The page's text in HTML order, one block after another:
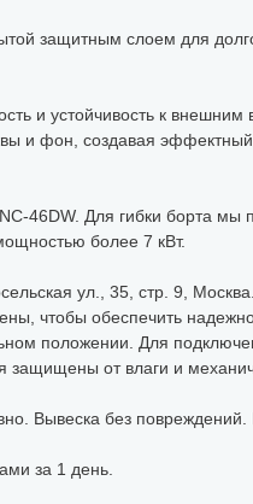
защитным слоем для
и устойчивость к внешним
и фон, создавая
46DW. Для гибки борта
более 7 кВт.
ул., 35, стр. 9,
чтобы обеспечить
положении. Для
защищены от влаги и
Вывеска без повреждений.
за 1 день.